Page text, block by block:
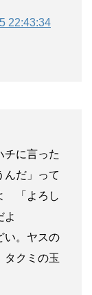
22:43:34
チに言った
んだ」って
「よろし
よ
い。ヤスの
タクミの玉